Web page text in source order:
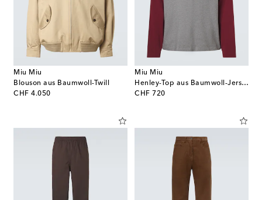
Miu Miu
Blouson aus Baumwoll-Twill
CHF 4.050
original price
Miu Miu
Henley-Top aus Baumwoll-Jersey
CHF 720
original price